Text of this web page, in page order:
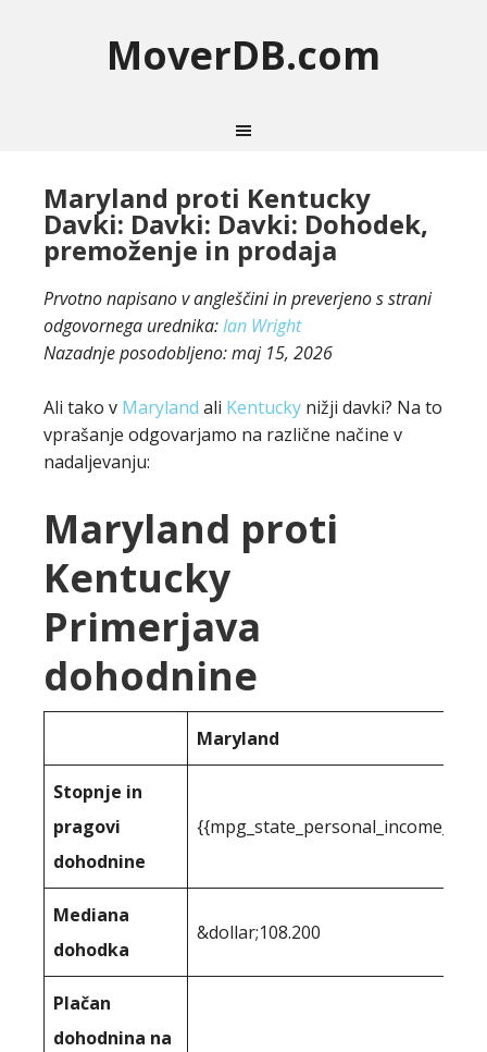
MoverDB.com
Maryland proti Kentucky
Davki: Davki: Davki: Dohodek,
premoženje in prodaja
Prvotno napisano v angleščini in preverjeno s strani
odgovornega urednika:Ian Wright
Nazadnje posodobljeno:maj 15, 2026
Ali tako v Maryland ali Kentucky nižji davki? Na to
vprašanje odgovarjamo na različne načine v
nadaljevanju:
Maryland proti
Kentucky
Primerjava
dohodnine
Maryland
Stopnje in
pragovi
dohodnine
{{mpg_state_personal_income_tax
Mediana
dohodka
&dollar;108.200
Plačan
dohodnina na